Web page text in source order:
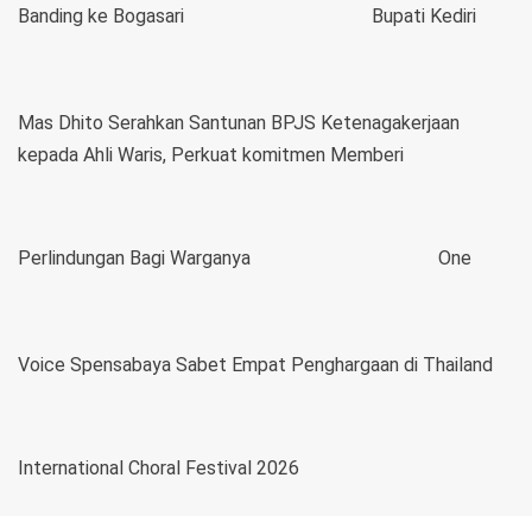
Banding ke Bogasari Bupati Kediri
Mas Dhito Serahkan Santunan BPJS Ketenagakerjaan
kepada Ahli Waris, Perkuat komitmen Memberi
Perlindungan Bagi Warganya One
Voice Spensabaya Sabet Empat Penghargaan di Thailand
International Choral Festival 2026